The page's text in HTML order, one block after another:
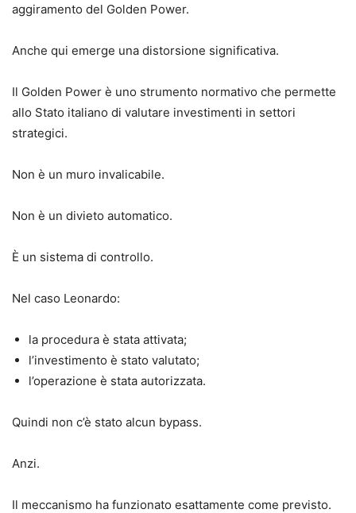
aggiramento del Golden Power.
Anche qui emerge una distorsione significativa.
Il Golden Power è uno strumento normativo che permette
allo Stato italiano di valutare investimenti in settori
strategici.
Non è un muro invalicabile.
Non è un divieto automatico.
È un sistema di controllo.
Nel caso Leonardo:
la procedura è stata attivata;
l’investimento è stato valutato;
l’operazione è stata autorizzata.
Quindi non c’è stato alcun bypass.
Anzi.
Il meccanismo ha funzionato esattamente come previsto.